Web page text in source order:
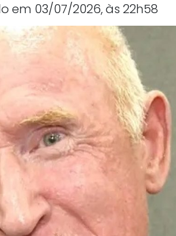
em 03/07/2026, às 22h58